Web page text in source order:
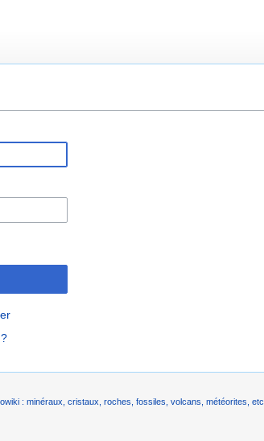
: minéraux, cristaux, roches, fossiles, volcans, météorites, etc.